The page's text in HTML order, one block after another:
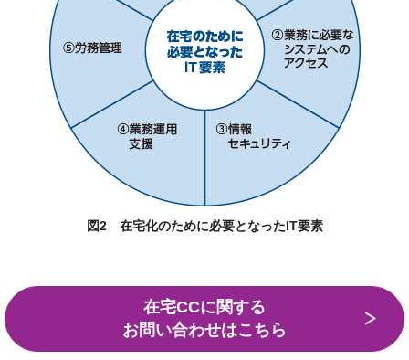
図2 在宅化のために必要となったIT要素
在宅CCに関する
お問い合わせはこちら